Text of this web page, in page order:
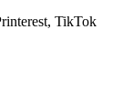
TikTok